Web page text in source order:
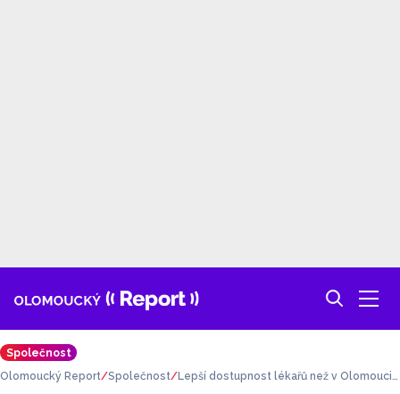
Společnost
Olomoucký Report Společnost
Lepší dostupnost lékařů než v Olomouci.